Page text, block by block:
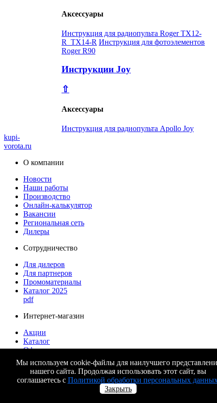
Аксессуары
Инструкция для радиопульта Roger TX12-
R_TX14-R Инструкция для фотоэлементов
Roger R90
Инструкции Joy
⇧
Аксессуары
Инструкция для радиопульта Apollo Joy
kupi-
vorota.ru
О компании
Новости
Наши работы
Производство
Онлайн-калькулятор
Вакансии
Региональная сеть
Дилеры
Сотрудничество
Для дилеров
Для партнеров
Промоматериалы
Каталог 2025
pdf
Интернет-магазин
Акции
Каталог
Оформление заказа
Доставка и оплата
Гарантия
Полезная информация
Мы используем cookie-файлы для наилучшего
нашего сайта. Продолжая использовать этот сайт, вы
соглашаетесь с Политикой обработки персональных
Закрыть